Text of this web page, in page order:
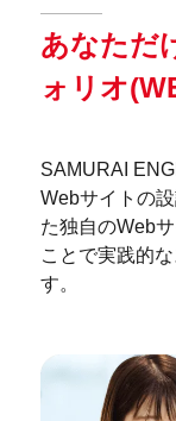
あなただ
ォリオ
SAMURAI
Webサイトの
た独自のWeb
ことで実践的
す。